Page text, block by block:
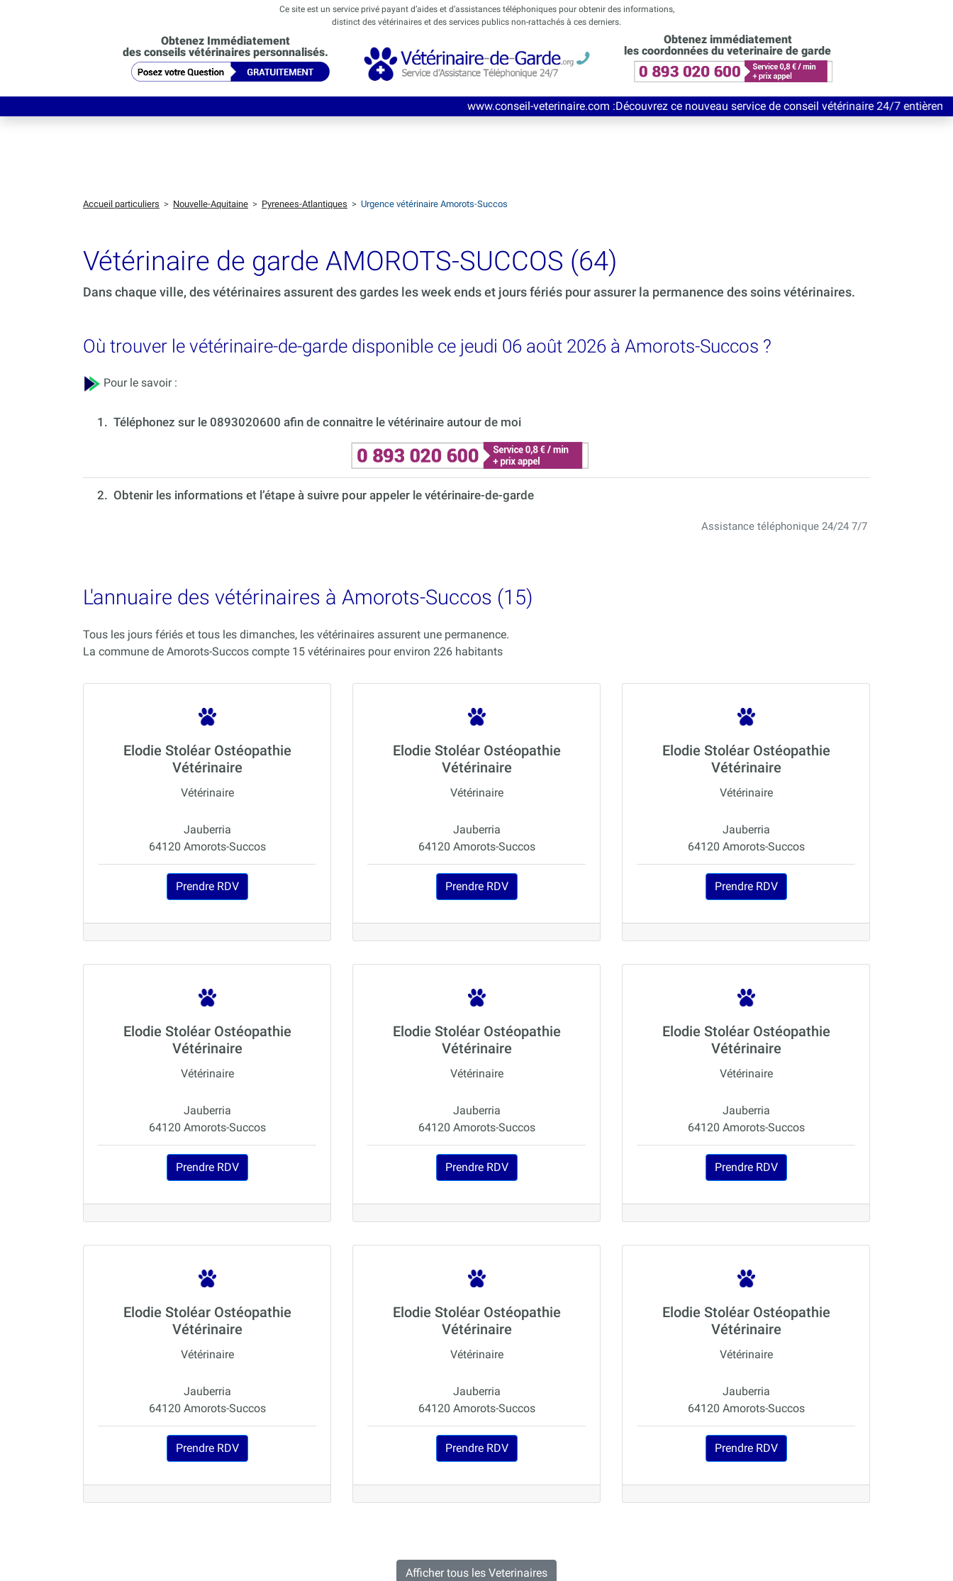
Ce site est un service privé payant d’aides et d’assistances téléphoniques pour obtenir des informations,
distinct des vétérinaires et des services publics non-rattachés à ces derniers.
Obtenez Immédiatement
des conseils vétérinaires personnalisés.
Obtenez immédiatement
les coordonnées du veterinaire de garde
www.conseil-veterinaire.com :Découvrez ce nouveau service de conseil vétérinaire 24/7 entièrement Gratuit
Accueil particuliers > Nouvelle-Aquitaine > Pyrenees-Atlantiques > Urgence vétérinaire Amorots-Succos
Vétérinaire de garde AMOROTS-SUCCOS (64)
Dans chaque ville, des vétérinaires assurent des gardes les week ends et jours fériés pour assurer la permanence des soins vétérinaires.
Où trouver le vétérinaire-de-garde disponible ce jeudi 06 août 2026 à Amorots-Succos ?
Pour le savoir :
1. Téléphonez sur le 0893020600 afin de connaitre le vétérinaire autour de moi
2. Obtenir les informations et l’étape à suivre pour appeler le vétérinaire-de-garde
Assistance téléphonique 24/24 7/7
L'annuaire des vétérinaires à Amorots-Succos (15)
Tous les jours fériés et tous les dimanches, les vétérinaires assurent une permanence.
La commune de Amorots-Succos compte 15 vétérinaires pour environ 226 habitants
Elodie Stoléar Ostéopathie
Vétérinaire
Vétérinaire
Jauberria
64120 Amorots-Succos
Prendre RDV
Elodie Stoléar Ostéopathie
Vétérinaire
Vétérinaire
Jauberria
64120 Amorots-Succos
Prendre RDV
Elodie Stoléar Ostéopathie
Vétérinaire
Vétérinaire
Jauberria
64120 Amorots-Succos
Prendre RDV
Elodie Stoléar Ostéopathie
Vétérinaire
Vétérinaire
Jauberria
64120 Amorots-Succos
Prendre RDV
Elodie Stoléar Ostéopathie
Vétérinaire
Vétérinaire
Jauberria
64120 Amorots-Succos
Prendre RDV
Elodie Stoléar Ostéopathie
Vétérinaire
Vétérinaire
Jauberria
64120 Amorots-Succos
Prendre RDV
Elodie Stoléar Ostéopathie
Vétérinaire
Vétérinaire
Jauberria
64120 Amorots-Succos
Prendre RDV
Elodie Stoléar Ostéopathie
Vétérinaire
Vétérinaire
Jauberria
64120 Amorots-Succos
Prendre RDV
Elodie Stoléar Ostéopathie
Vétérinaire
Vétérinaire
Jauberria
64120 Amorots-Succos
Prendre RDV
Afficher tous les Veterinaires